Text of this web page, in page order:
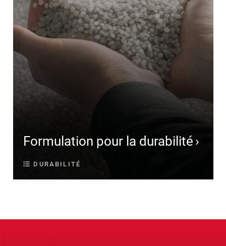
Formulation pour la durabilité
DURABILITÉ